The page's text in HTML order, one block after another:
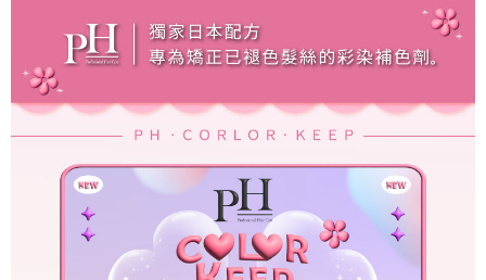
１．於結帳方式選擇「AFTEE先享後付」後，將跳轉至「AFTEE先享後付」
結帳頁面，進行簡訊認證並確認金額後，即可完成結帳。
２．訂單成立數日內，您將收到繳費通知簡訊。
３．收到繳費通知簡訊後14天內，點擊此簡訊中的連結，可透過四大超商／
ATM／網路銀行／等多元方式進行付款，方視為交易完成。
※ 請注意：結帳手續完成當下不需立刻繳費，但若您需要取消訂單，請聯絡
後付繳納相關費用。
※ 交易是否成功請以「AFTEE先享後付 」之結帳頁面顯示為準，若有關於
是否繳費成功／繳費後需取消欲退款等相關疑問，請聯繫「AFTEE先享後付
客戶支援中心」
https://netprotections.freshdesk.com/support/home
每筆NT$100，滿NT$1,500(含以上)免運費
萊爾富取貨付款
每筆NT$100，滿NT$1,500(含以上)免運費
每筆NT$100，滿NT$1,500(含以上)免運費
7-11取貨付款
每筆NT$100，滿NT$1,500(含以上)免運費